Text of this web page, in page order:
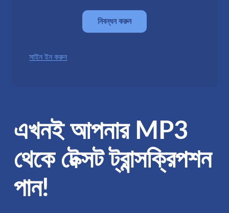
সাইন ইন করুন
এখনই আপনার MP3
থেকে টেক্সট ট্রান্সক্রিপশন
পান!